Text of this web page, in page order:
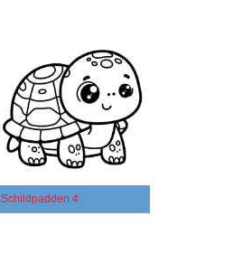
Schildpadden 4